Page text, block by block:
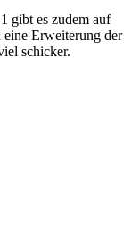
gibt es zudem auf
Erweiterung der
schicker.